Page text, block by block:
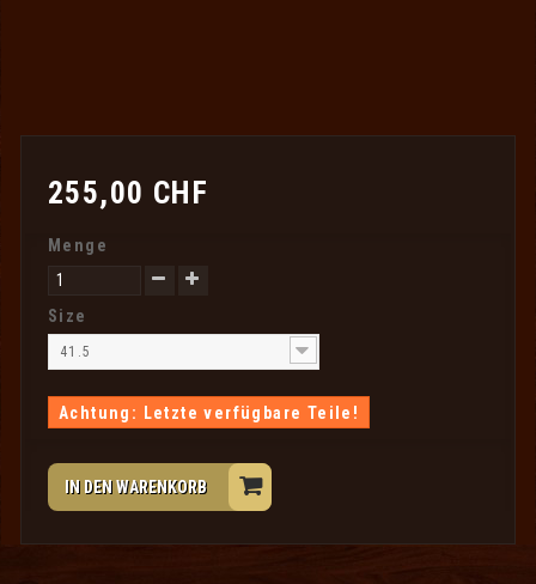
255,00 CHF
Menge
Size
41.5
Achtung: Letzte verfügbare Teile!
IN DEN WARENKORB